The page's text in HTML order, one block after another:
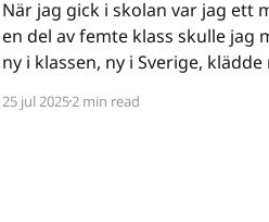
När jag gick i skolan var jag ett
en del av femte klass skulle jag
ny i klassen, ny i Sverige,
eller knopp. Ett lätt offer. Det
25 jul 20252 min read